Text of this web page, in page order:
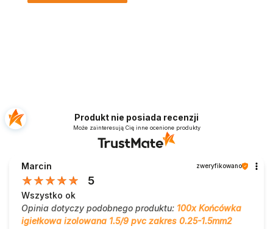
Produkt nie posiada recenzji
Może zainteresują Cię inne ocenione produkty
Marcin zweryfikowano
5
Wszystko ok
Opinia dotyczy podobnego produktu: 100x Końcówka
igiełkowa izolowana 1.5/9 pvc zakres 0.25-1.5mm2